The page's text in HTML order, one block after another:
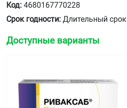
Код: 4680167770228
Срок годности: Длительный срок
Доступные варианты